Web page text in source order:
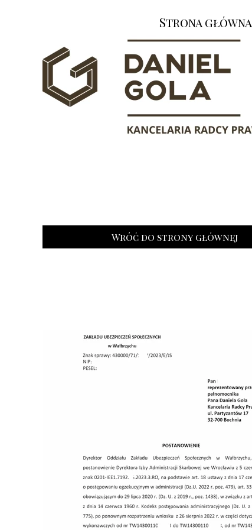
Wróć do strony głównej
Strona główna